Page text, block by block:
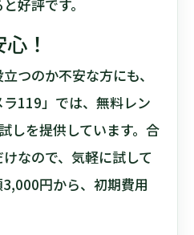
好評です。
！
つのか不安な方にも、
119」では、無料レン
しを提供しています。合
なので、気軽に試して
円から、初期費用